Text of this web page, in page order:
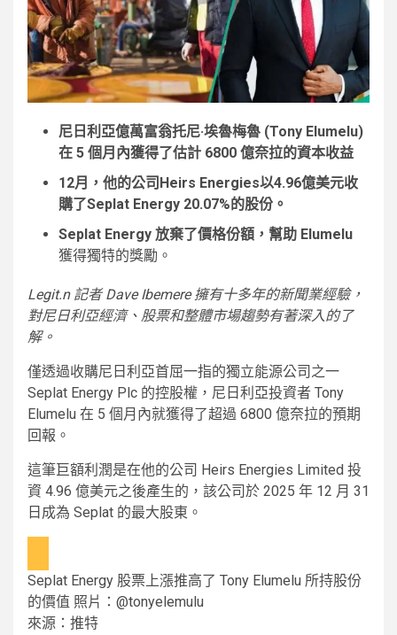
尼日利亞億萬富翁托尼·埃魯梅魯 (Tony Elumelu)
在 5 個月內獲得了估計 6800 億奈拉的資本收益
12月，他的公司Heirs Energies以4.96億美元收
購了Seplat Energy 20.07%的股份。
Seplat Energy 放棄了價格份額，幫助 Elumelu
獲得獨特的獎勵。
Legit.n 記者 Dave Ibemere 擁有十多年的新聞業經驗，
對尼日利亞經濟、股票和整體市場趨勢有著深入的了
解。
僅透過收購尼日利亞首屈一指的獨立能源公司之一
Seplat Energy Plc 的控股權，尼日利亞投資者 Tony
Elumelu 在 5 個月內就獲得了超過 6800 億奈拉的預期
回報。
這筆巨額利潤是在他的公司 Heirs Energies Limited 投
資 4.96 億美元之後產生的，該公司於 2025 年 12 月 31
日成為 Seplat 的最大股東。
Seplat Energy 股票上漲推高了 Tony Elumelu 所持股份
的價值 照片：@tonyelemulu
來源：推特